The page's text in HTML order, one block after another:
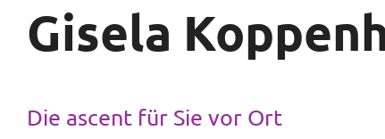
Versicherung
und
Und
Gisela
Die ascent für Sie vor Ort